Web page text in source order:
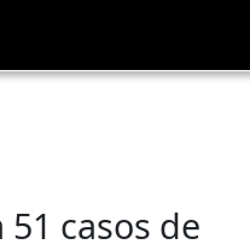
casos de